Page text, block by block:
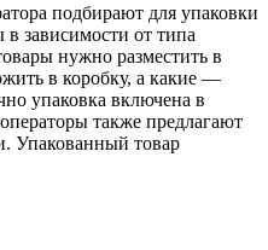
подбирают для упаковки
зависимости от типа
нужно разместить в
в коробку, а какие —
упаковка включена в
также предлагают
Упакованный товар